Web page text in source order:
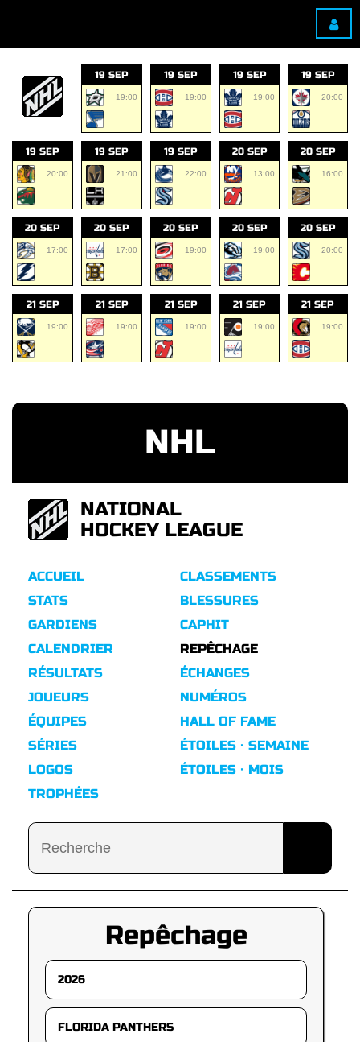
19 SEP
19:00
19 SEP
19:00
19 SEP
19:00
19 SEP
20:00
19 SEP
20:00
19 SEP
21:00
19 SEP
22:00
20 SEP
13:00
20 SEP
16:00
20 SEP
17:00
20 SEP
17:00
20 SEP
19:00
20 SEP
19:00
20 SEP
20:00
21 SEP
19:00
21 SEP
19:00
21 SEP
19:00
21 SEP
19:00
21 SEP
19:00
NHL
NATIONAL
HOCKEY LEAGUE
ACCUEIL
STATS
GARDIENS
CALENDRIER
RÉSULTATS
CLASSEMENTS
BLESSURES
CAPHIT
REPÊCHAGE
ÉCHANGES
JOUEURS
ÉQUIPES
SÉRIES
LOGOS
TROPHÉES
NUMÉROS
HALL OF FAME
ÉTOILES · SEMAINE
ÉTOILES · MOIS
Repêchage